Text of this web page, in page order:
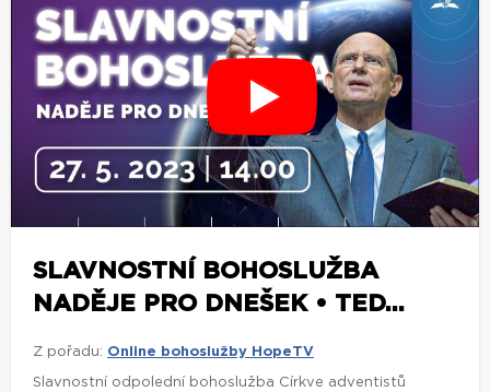
SLAVNOSTNÍ BOHOSLUŽBA
NADĚJE PRO DNEŠEK • TED...
Z pořadu: Online bohoslužby HopeTV
Slavnostní odpolední bohoslužba Církve adventistů